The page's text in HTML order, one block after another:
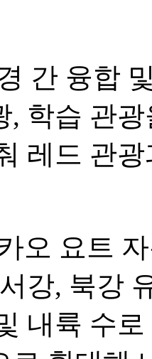
간 융합
, 학습 관
레드 관
오 요트
강, 북강
내륙 수